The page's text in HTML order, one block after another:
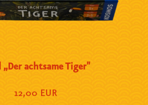
„Der achtsame Tiger"
12,00 EUR